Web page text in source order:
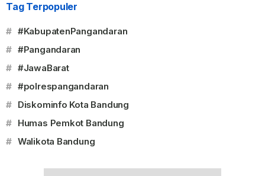
Tag Terpopuler
# #KabupatenPangandaran
# #Pangandaran
# #JawaBarat
# #polrespangandaran
# Diskominfo Kota Bandung
# Humas Pemkot Bandung
# Walikota Bandung